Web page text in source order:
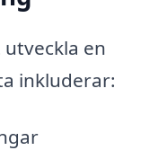
en
inkluderar: